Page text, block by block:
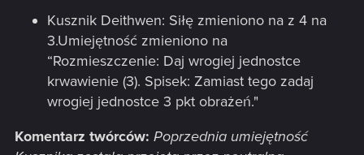
Kusznik Deithwen: Siłę zmieniono na z 4 na
3.Umiejętność zmieniono na
“Rozmieszczenie: Daj wrogiej jednostce
krwawienie (3). Spisek: Zamiast tego zadaj
wrogiej jednostce 3 pkt obrażeń."
Komentarz twórców: Poprzednia umiejętność